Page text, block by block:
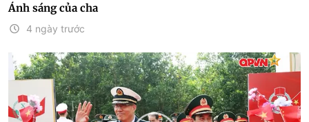
Ánh sáng của cha
4 ngày trước